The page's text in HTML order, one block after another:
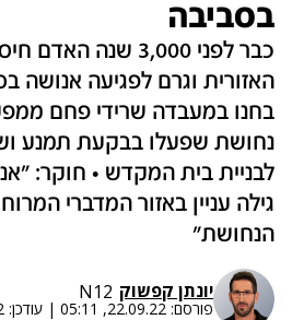
בסביבה
כבר לפני 3,000 שנה
האזורית וגרם לפגיעה אנושה
בחנו במעבדה שרידי פחם
נחושת שפעלו בבקעת תמנע
לבניית בית המקדש • חוקר:
גילה עניין באזור המדברי
הנחושת"
יונתן קפשוק N12
פורסם: 22.09.22, 05:11
| עודכן: